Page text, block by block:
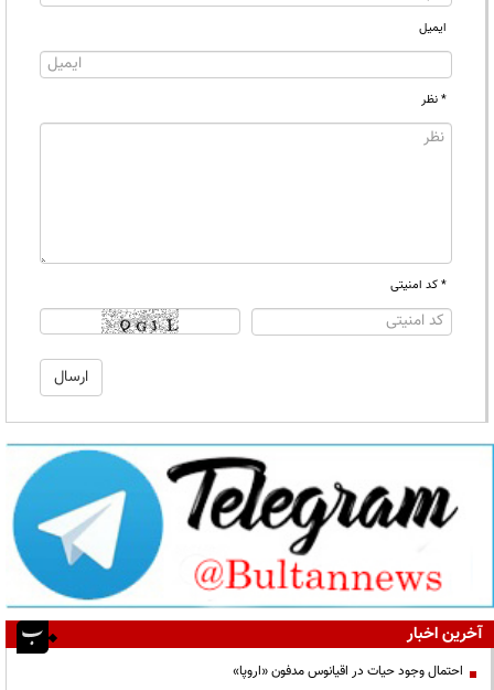
ایمیل
* نظر
* کد امنیتی
آخرین اخبار
احتمال وجود حیات در اقیانوس مدفون «اروپا»